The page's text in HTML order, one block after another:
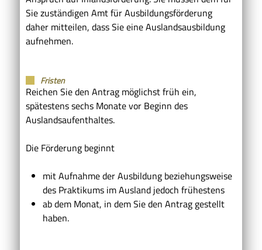
Sie zuständigen Amt für Ausbildungsförderung
daher mitteilen, dass Sie eine Auslandsausbildung
aufnehmen.
Fristen
Reichen Sie den Antrag möglichst früh ein,
spätestens sechs Monate vor Beginn des
Auslandsaufenthaltes.
Die Förderung beginnt
mit Aufnahme der Ausbildung beziehungsweise
des Praktikums im Ausland jedoch frühestens
ab dem Monat, in dem Sie den Antrag gestellt
haben.